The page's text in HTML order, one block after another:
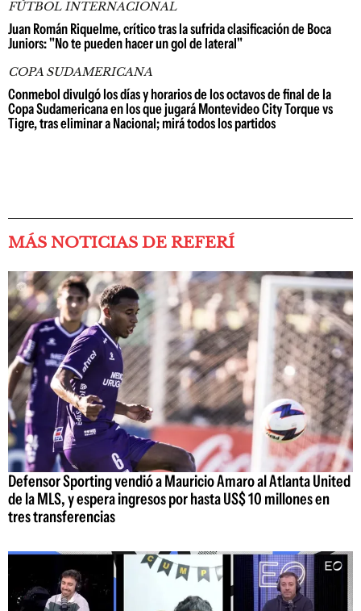
FÚTBOL INTERNACIONAL
Juan Román Riquelme, crítico tras la sufrida clasificación de Boca
Juniors: "No te pueden hacer un gol de lateral"
COPA SUDAMERICANA
Conmebol divulgó los días y horarios de los octavos de final de la
Copa Sudamericana en los que jugará Montevideo City Torque vs
Tigre, tras eliminar a Nacional; mirá todos los partidos
MÁS NOTICIAS DE REFERÍ
Defensor Sporting vendió a Mauricio Amaro al Atlanta United
de la MLS, y espera ingresos por hasta US$ 10 millones en
tres transferencias